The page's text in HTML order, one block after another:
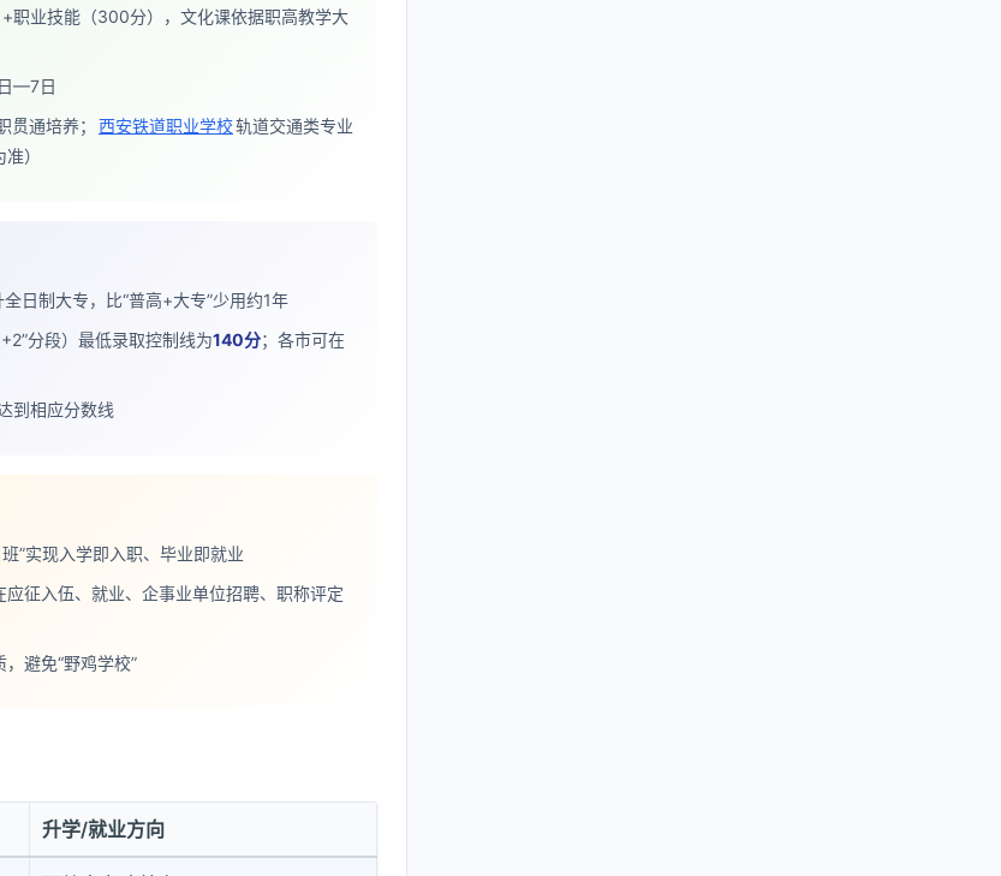
职业技能（300分），文化课依据职高教学大
—7日
贯通培养； 西安铁道职业学校轨道交通类专业
）
日制大专，比“普高+大专”少用约1年
分段）最低录取控制线为140分；各市可在
到相应分数线
”实现入学即入职、毕业即就业
应征入伍、就业、企事业单位招聘、职称评定
避免“野鸡学校”
升学/就业方向